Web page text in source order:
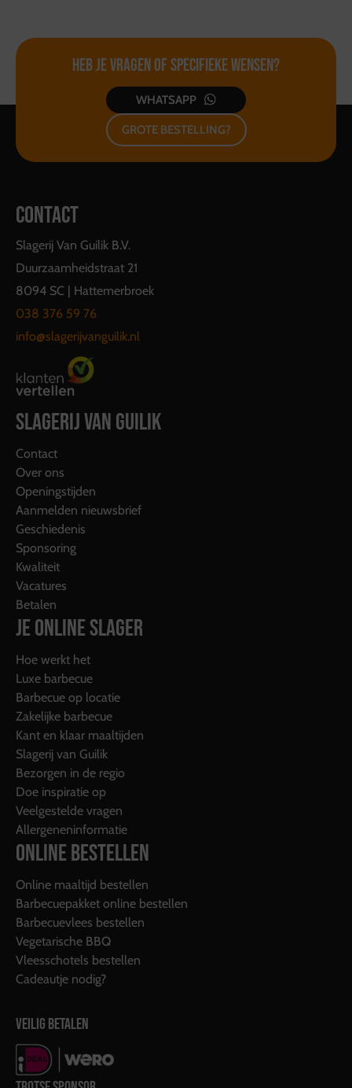
Heb je vragen ofspecifieke wensen?
WHATSAPP
GROTE BESTELLING?
CONTACT
Slagerij Van Guilik B.V.
Duurzaamheidstraat 21
8094 SC | Hattemerbroek
038 376 59 76
info@slagerijvanguilik.nl
SLAGERIJ VAN GUILIK
Contact
Over ons
Openingstijden
Aanmelden nieuwsbrief
Geschiedenis
Sponsoring
Kwaliteit
Vacatures
Betalen
JE ONLINE SLAGER
Hoe werkt het
Luxe barbecue
Barbecue op locatie
Zakelijke barbecue
Kant en klaar maaltijden
Slagerij van Guilik
Bezorgen in de regio
Doe inspiratie op
Veelgestelde vragen
Allergeneninformatie
ONLINE BESTELLEN
Online maaltijd bestellen
Barbecuepakket online bestellen
Barbecuevlees bestellen
Vegetarische BBQ
Vleesschotels bestellen
Cadeautje nodig?
VEILIG BETALEN